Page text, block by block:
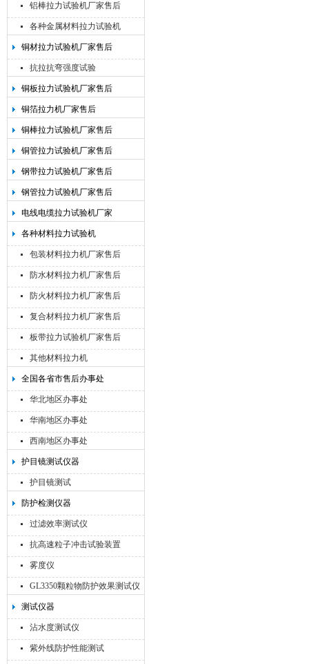
铝棒拉力试验机厂家售后
各种金属材料拉力试验机
铜材拉力试验机厂家售后
抗拉抗弯强度试验
铜板拉力试验机厂家售后
铜箔拉力机厂家售后
铜棒拉力试验机厂家售后
铜管拉力试验机厂家售后
钢带拉力试验机厂家售后
钢管拉力试验机厂家售后
电线电缆拉力试验机厂家
各种材料拉力试验机
包装材料拉力机厂家售后
防水材料拉力机厂家售后
防火材料拉力机厂家售后
复合材料拉力机厂家售后
板带拉力试验机厂家售后
其他材料拉力机
全国各省市售后办事处
华北地区办事处
华南地区办事处
西南地区办事处
护目镜测试仪器
护目镜测试
防护检测仪器
过滤效率测试仪
抗高速粒子冲击试验装置
雾度仪
GL3350颗粒物防护效果测试仪
测试仪器
沾水度测试仪
紫外线防护性能测试